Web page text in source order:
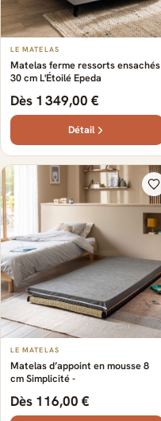
LE MATELAS
Matelas ferme ressorts ensachés
30 cm L'Étoilé Epeda
Dès 1 349,00 €
Détail
LE MATELAS
Matelas d’appoint en mousse 8
cm Simplicité -
Dès 116,00 €